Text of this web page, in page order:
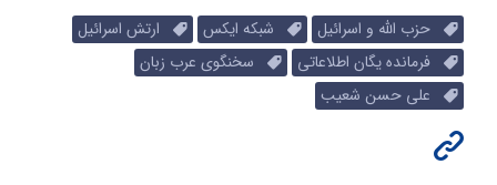
حزب الله و اسرائیل
شبکه ایکس
ارتش اسرائیل
فرمانده یگان اطلاعاتی
سخنگوی عرب زبان
علی حسن شعیب